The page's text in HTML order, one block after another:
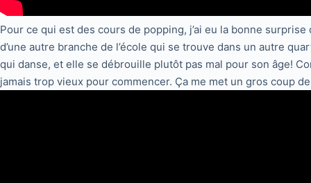
Pour ce qui est des cours de popping, j’ai eu la bonne
d’une autre branche de l’école qui se trouve dans un autre
qui danse, et elle se débrouille plutôt pas mal pour son âge!
jamais trop vieux pour commencer. Ça me met un gros coup